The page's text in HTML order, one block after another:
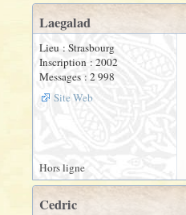
Laegalad
Lieu : Strasbourg
Inscription : 2002
Messages : 2 998
Site Web
Hors ligne
Cedric